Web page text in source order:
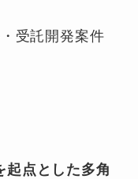
受託開発案件
起点とした多角